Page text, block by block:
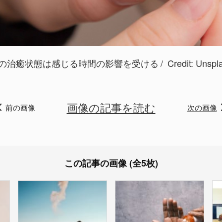
治癒状態は感じる時間の影響を受ける Credit:
前の画像 画像の記事を読む 次の画像
この記事の画像 (全5枚)